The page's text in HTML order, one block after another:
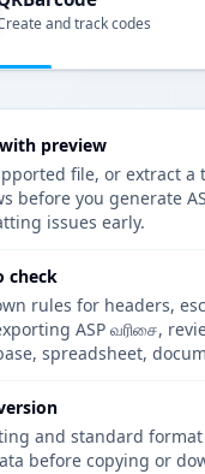
and track codes
preview
file, or extract
before you generate
issues early.
check
rules for headers,
ASP வரிசை,
spreadsheet,
and standard
before copying or